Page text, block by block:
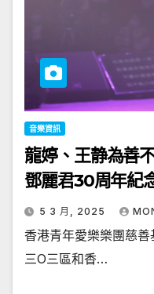
音樂資訊
龍婷、王静為善
鄧麗君30周年紀
5 3 月, 2025
香港青年愛樂樂團慈
三O三區和香…